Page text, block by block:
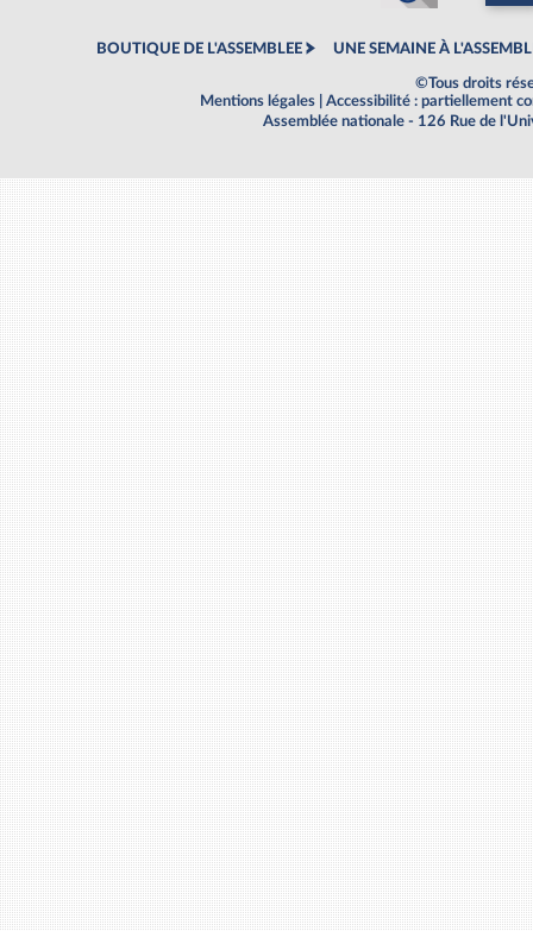
BOUTIQUE DE L'ASSEMBLEE UNE SEMAINE À
©Tous droits
Mentions légales
Accessibilité : partiellement
Assemblée nationale - 126 Rue de